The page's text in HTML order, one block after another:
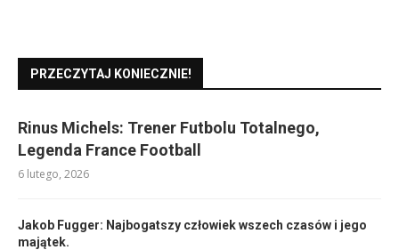
PRZECZYTAJ KONIECZNIE!
Rinus Michels: Trener Futbolu Totalnego,
Legenda France Football
6 lutego, 2026
Jakob Fugger: Najbogatszy człowiek wszech czasów i jego
majątek.